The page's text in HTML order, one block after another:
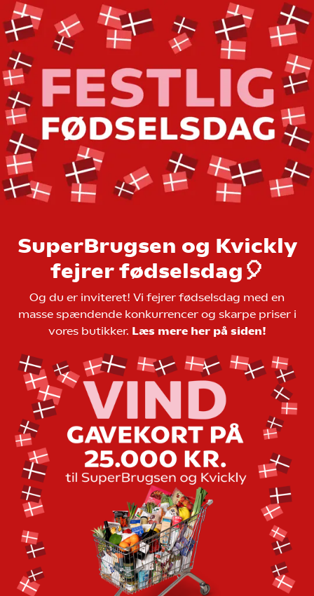
SuperBrugsen og Kvickly
fejrer fødselsdag🎈
Og du er inviteret! Vi fejrer fødselsdag med en
masse spændende konkurrencer og skarpe priser i
vores butikker. Læs mere her på siden!